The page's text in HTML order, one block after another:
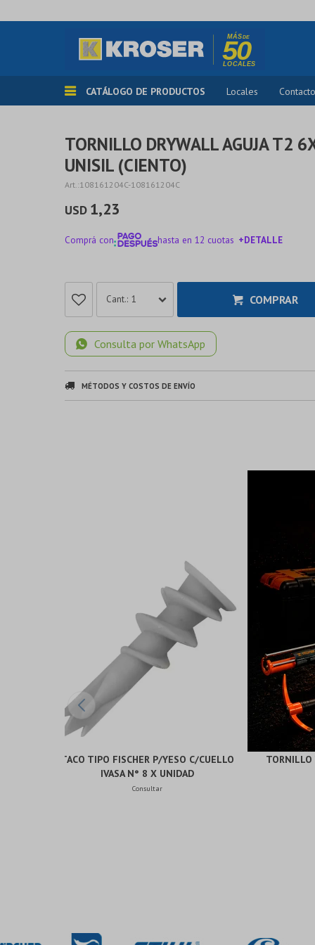
CATÁLOGO DE PRODUCTOS Locales Contacto
TORNILLO DRYWALL AGUJA T2
UNISIL (CIENTO)
108161204C-108161204C
USD 1,23
Comprá con hasta en 12 cuotas +DETALLE
1 COMPRAR
Consulta por WhatsApp
MÉTODOS Y COSTOS DE ENVÍO
TACO TIPO FISCHER P/YESO C/CUELLO
IVASA N° 8 X UNIDAD
Consultar